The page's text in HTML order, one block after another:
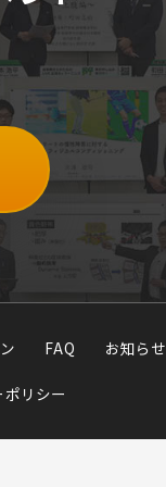
FAQ お知らせ
ポリシー